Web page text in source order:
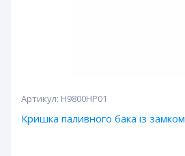
Артикул: H9800HP01
Кришка паливного бака із